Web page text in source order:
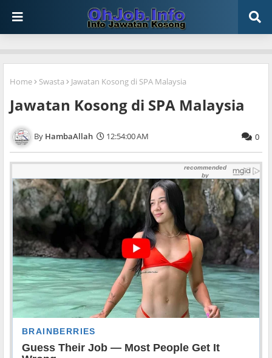
Home Swasta Jawatan Kosong di SPA Malaysia
Jawatan Kosong di SPA Malaysia
HambaAllah 12:54:00 AM 0